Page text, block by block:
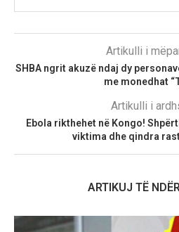
Artikulli i
SHBA ngrit akuzë ndaj dy
me monedhat
Artikulli i
Ebola rikthehet në Kongo!
viktima dhe qindra
ARTIKUJ TË